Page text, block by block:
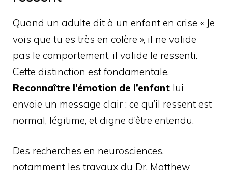
Quand un adulte dit à un enfant en crise « Je
vois que tu es très en colère », il ne valide
pas le comportement, il valide le ressenti.
Cette distinction est fondamentale.
Reconnaître l’émotion de l’enfant lui
envoie un message clair : ce qu’il ressent est
normal, légitime, et digne d’être entendu.
Des recherches en neurosciences,
notamment les travaux du Dr. Matthew